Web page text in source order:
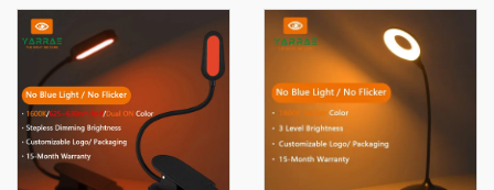
1600K, Solas Leabhar
Led Portáideach ar
Ghluineach Corp Eile
Dhubh
Socruithe Soiléir,
Luchdú Tapaidh USB 1-
Uair ar Chorp Eile
Dhubh